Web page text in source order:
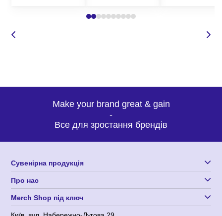
Make your brand great & gain
-
Все для зростання брендів
Сувенірна продукція
Про нас
Merch Shop під ключ